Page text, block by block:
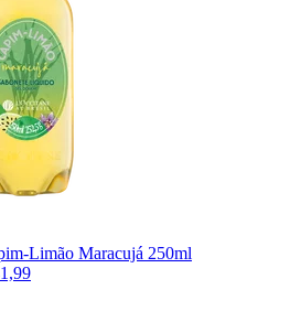
Limão Maracujá 250ml